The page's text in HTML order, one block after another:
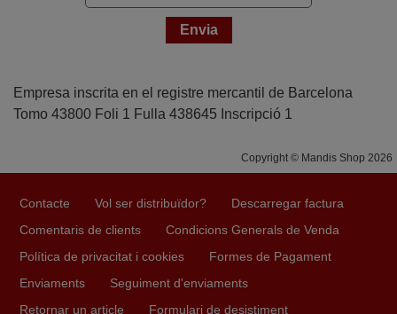
Empresa inscrita en el registre mercantil de Barcelona
Tomo 43800 Foli 1 Fulla 438645 Inscripció 1
Copyright © Mandis Shop 2026
Contacte Vol ser distribuïdor?
Descarregar factura
Comentaris de clients
Condicions Generals de Venda
Política de privacitat i cookies
Formes de Pagament
Enviaments
Seguiment d'enviaments
Retornar un article
Formulari de desistiment